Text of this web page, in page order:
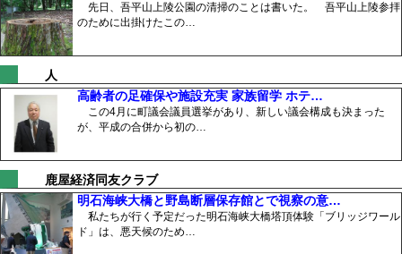
先日、吾平山上陵公園の清掃のことは書いた。 吾平山上陵参拝
のために出掛けたこの…
人
高齢者の足確保や施設充実 家族留学 ホテ…
この4月に町議会議員選挙があり、新しい議会構成も決まった
が、平成の合併から初の…
鹿屋経済同友クラブ
明石海峡大橋と野島断層保存館とで視察の意…
私たちが行く予定だった明石海峡大橋塔頂体験「ブリッジワール
ド」は、悪天候のため…